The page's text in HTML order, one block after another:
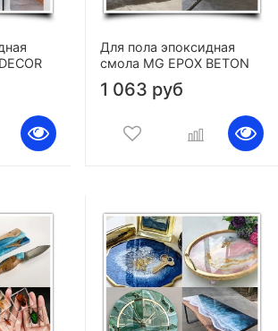
Для пола эпоксидная
смола MG EPOX BETON
1 063 руб